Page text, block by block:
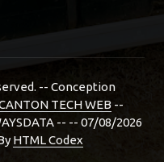
-- Conception
TECH WEB--
-- -- 07/08/2026
HTML Codex